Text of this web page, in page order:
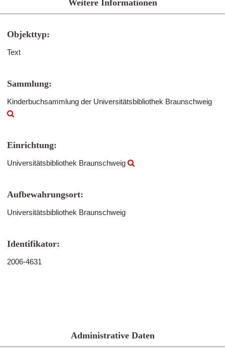
Weitere Informationen
Objekttyp:
Text
Sammlung:
Kinderbuchsammlung der Universitätsbibliothek Braunschweig
Einrichtung:
Universitätsbibliothek Braunschweig
Aufbewahrungsort:
Universitätsbibliothek Braunschweig
Identifikator:
2006-4631
Administrative Daten